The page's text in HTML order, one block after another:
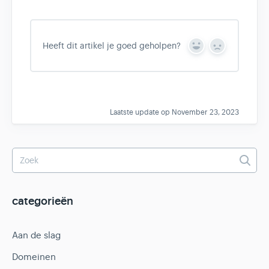
Heeft dit artikel je goed geholpen?
Y
s
N
Laatste update op November 23, 2023
categorieën
Aan de slag
Domeinen